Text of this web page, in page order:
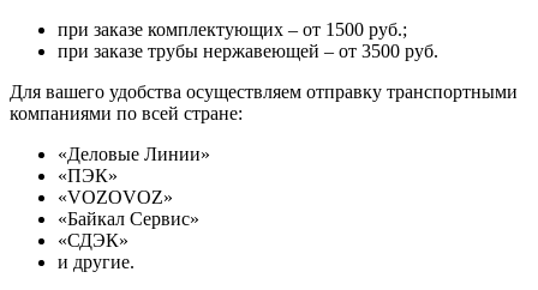
при заказе комплектующих – от 1500 руб.;
при заказе трубы нержавеющей – от 3500 руб.
Для вашего удобства осуществляем отправку транспортными
компаниями по всей стране:
«Деловые Линии»
«ПЭК»
«VOZOVOZ»
«Байкал Сервис»
«СДЭК»
и другие.